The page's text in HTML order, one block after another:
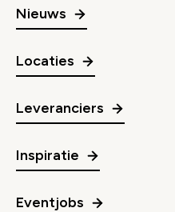
Nieuws
Locaties
Leveranciers
Inspiratie
Eventjobs